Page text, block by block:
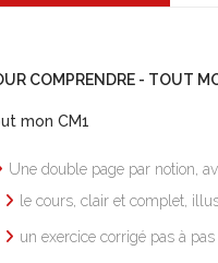
COMPRENDRE - TOUT
mon CM1
Une double page par notion,
le cours, clair et complet,
un exercice corrigé pas à